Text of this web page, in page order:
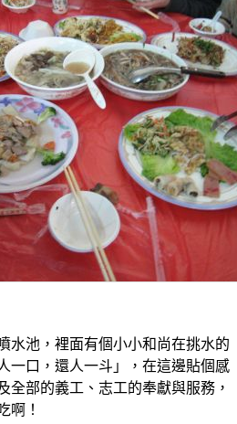
水池，裡面有個小小和尚在挑水的
一口，還人一斗」，在這邊貼個感
全部的義工、志工的奉獻與服務，
啊！